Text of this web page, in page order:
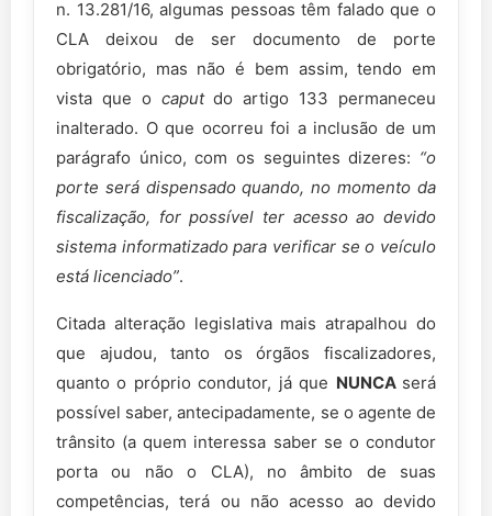
n. 13.281/16, algumas pessoas têm falado que o
CLA deixou de ser documento de porte
obrigatório, mas não é bem assim, tendo em
vista que o caputdo artigo 133 permaneceu
inalterado. O que ocorreu foi a inclusão de um
parágrafo único, com os seguintes dizeres: “o
porte será dispensado quando, no momento da
fiscalização, for possível ter acesso ao devido
sistema informatizado para verificar se o veículo
está licenciado”.
Citada alteração legislativa mais atrapalhou do
que ajudou, tanto os órgãos fiscalizadores,
quanto o próprio condutor, já que NUNCA será
possível saber, antecipadamente, se o agente de
trânsito (a quem interessa saber se o condutor
porta ou não o CLA), no âmbito de suas
competências, terá ou não acesso ao devido